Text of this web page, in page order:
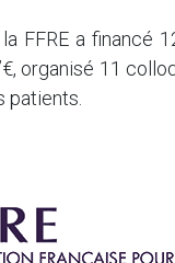
FFRE a financé
organisé 11
patients.